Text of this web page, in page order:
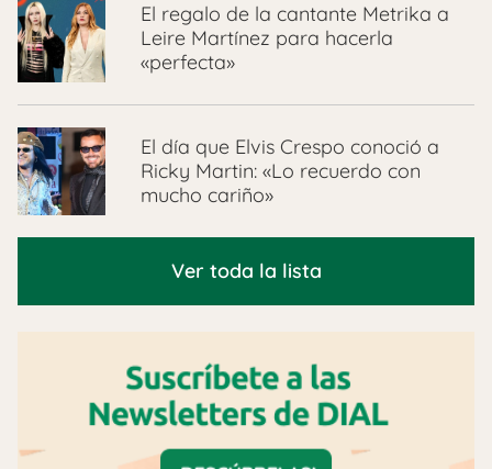
El regalo de la cantante Metrika a
Leire Martínez para hacerla
«perfecta»
El día que Elvis Crespo conoció a
Ricky Martin: «Lo recuerdo con
mucho cariño»
Ver toda la lista